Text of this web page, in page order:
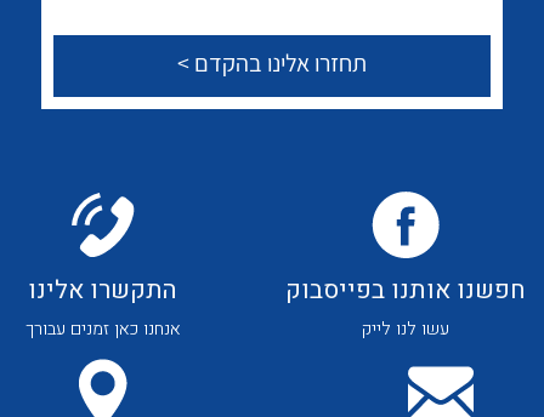
לכל מוצרי היצרן לכל מוצרי היצרן
חפשנו אותנו בפייסבוק
עשו לנו לייק
התקשרו אלינו
אנחנו כאן זמנים עבורך